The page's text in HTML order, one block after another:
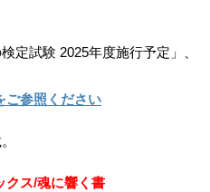
定試験 2025年度施行予定」、
ご参照ください
クス/魂に響く書